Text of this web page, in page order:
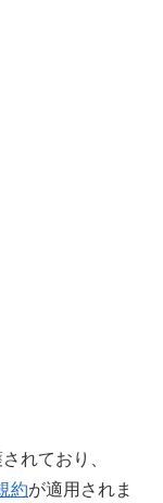
れており、
約が適用されま